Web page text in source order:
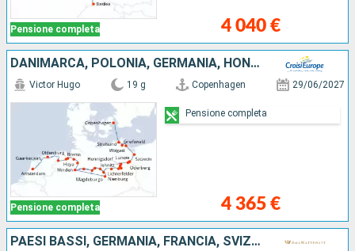
Pensione completa 4 040 €
DANIMARCA, POLONIA, GERMANIA, HONDURAS, PAESI BASSI
Pensione completa
Victor Hugo 19 g Copenhagen 29/06/2027
4 365 €
Pensione completa
PAESI BASSI, GERMANIA, FRANCIA, SVIZZERA